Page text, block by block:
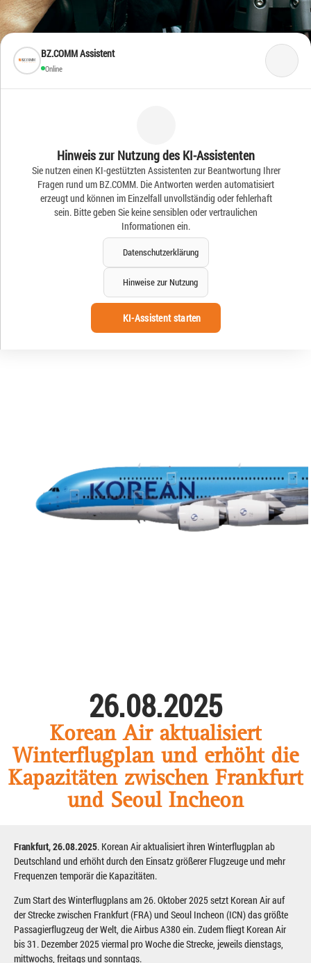
BZ.COMM Assistent
Online
Hinweis zur Nutzung des KI-Assistenten
Sie nutzen einen KI-gestützten Assistenten zur Beantwortung Ihrer
Fragen rund um BZ.COMM. Die Antworten werden automatisiert
erzeugt und können im Einzelfall unvollständig oder fehlerhaft
sein. Bitte geben Sie keine sensiblen oder vertraulichen
Informationen ein.
Datenschutzerklärung
Hinweise zur Nutzung
KI-Assistent starten
Frische Ideen – Frische
News
26.08.2025
Korean Air aktualisiert
Winterflugplan und erhöht die
Kapazitäten zwischen Frankfurt
und Seoul Incheon
Frankfurt, 26.08.2025. Korean Air aktualisiert ihren Winterflugplan ab
Deutschland und erhöht durch den Einsatz größerer Flugzeuge und mehr
Frequenzen temporär die Kapazitäten.
Zum Start des Winterflugplans am 26. Oktober 2025 setzt Korean Air auf
der Strecke zwischen Frankfurt (FRA) und Seoul Incheon (ICN) das größte
Passagierflugzeug der Welt, die Airbus A380 ein. Zudem fliegt Korean Air
bis 31. Dezember 2025 viermal pro Woche die Strecke, jeweils dienstags,
mittwochs, freitags und sonntags.